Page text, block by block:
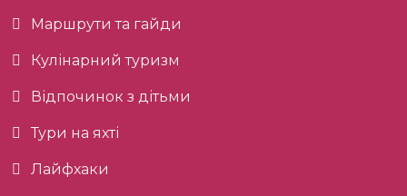
Маршрути та гайди
Кулінарний туризм
Відпочинок з дітьми
Тури на яхті
Лайфхаки